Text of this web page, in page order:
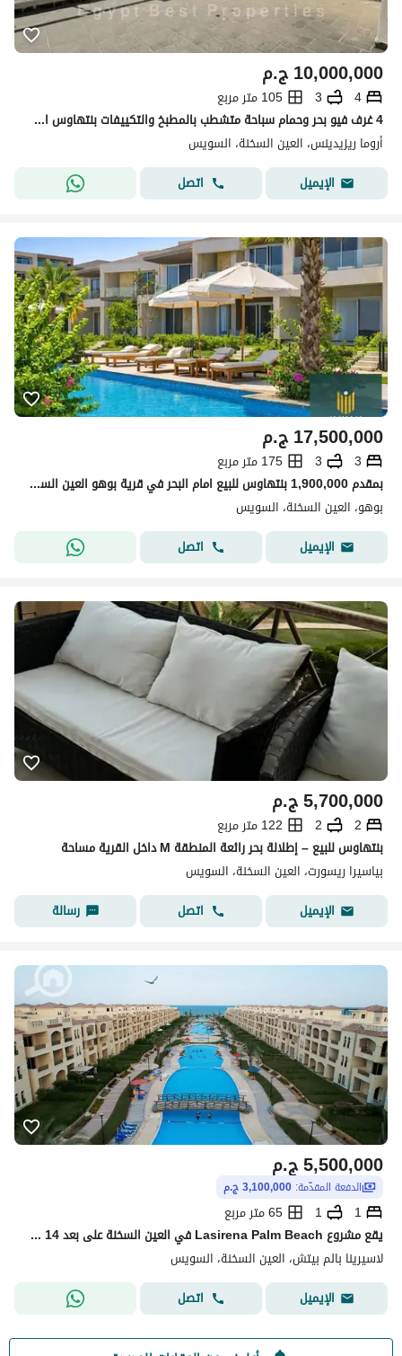
ج.م10,000,000
4
3
105 متر مربع
4 غرف فيو بحر وحمام سباحة متشطب بالمطبخ والتكييفات بنتهاوس استلام فوري للبيع في اروما العين السخنة
أروما ريزيدينس، العين السخنة، السويس
الإيميل
اتصل
ج.م17,500,000
3
3
175 متر مربع
بمقدم 1,900,000 بنتهاوس للبيع امام البحر في قرية بوهو العين السخنه للاستلام فورى بتشطيب الترا سوبر لوكس
بوهو، العين السخنة، السويس
الإيميل
اتصل
ج.م5,700,000
2
2
122 متر مربع
بنتهاوس للبيع – إطلالة بحر رائعة المنطقة M داخل القرية مساحة
بياسيرا ريسورت، العين السخنة، السويس
الإيميل
اتصل رسالة
ج.م5,500,000
الدفعة المقدّمة: 3,100,000 ج.م
1
1
65 متر مربع
يقع مشروع Lasirena Palm Beach في العين السخنة على بعد 14 كم من بوابات العين السخنة طريق السويس.
لاسيرينا بالم بيتش، العين السخنة، السويس
الإيميل
اتصل